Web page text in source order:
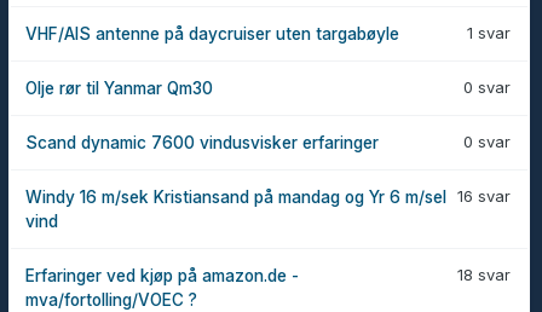
1 svar
VHF/AIS antenne på daycruiser uten targabøyle
0 svar
Olje rør til Yanmar Qm30
0 svar
Scand dynamic 7600 vindusvisker erfaringer
16 svar
Windy 16 m/sek Kristiansand på mandag og Yr 6 m/sel
vind
18 svar
Erfaringer ved kjøp på amazon.de -
mva/fortolling/VOEC ?